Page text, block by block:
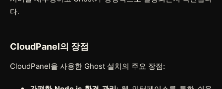
다.
CloudPanel의 장점
CloudPanel을 사용한 Ghost 설치의 주요 장점: